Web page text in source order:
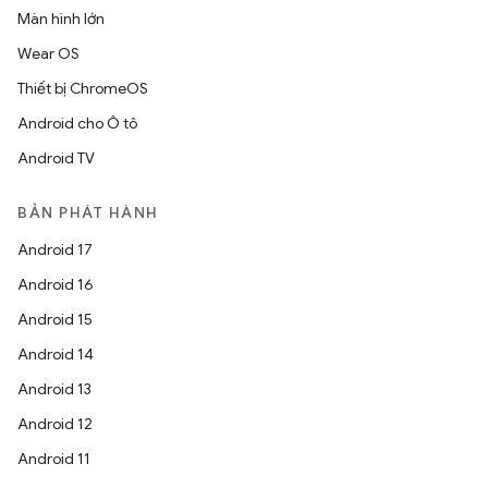
Màn hình lớn
Wear OS
Thiết bị ChromeOS
Android cho Ô tô
Android TV
BẢN PHÁT HÀNH
Android 17
Android 16
Android 15
Android 14
Android 13
Android 12
Android 11